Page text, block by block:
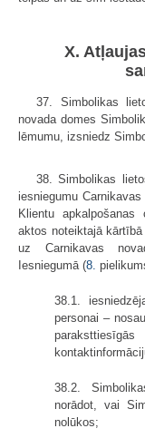
X.
37. Simbolikas
novada domes
lēmumu, izsniedz
38. Simbolikas
iesniegumu
Klientu
aktos noteiktajā
uz Carnikavas
Iesniegumā (8.
38.1.
personai –
38.2.
norādot, vai
nolūkos;